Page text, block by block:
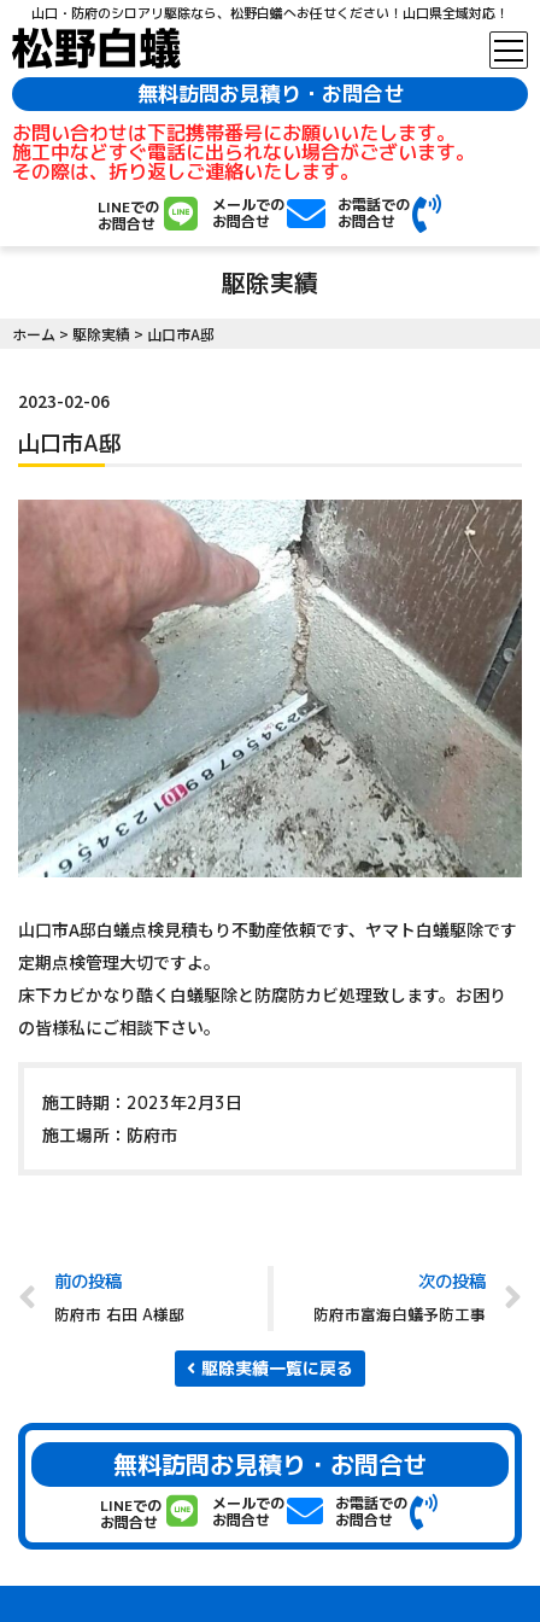
山口・防府のシロアリ駆除なら、松野白蟻へお任せください！山口県全域対応！
無料訪問お見積り・お問合せ
お問い合わせは下記携帯番号にお願いいたします。
施工中などすぐ電話に出られない場合がございます。
その際は、折り返しご連絡いたします。
LINEでの
お問合せ
メールでの
お問合せ
お電話での
お問合せ
駆除実績
ホーム > 駆除実績 > 山口市A邸
2023-02-06
山口市A邸
山口市A邸白蟻点検見積もり不動産依頼です、ヤマト白蟻駆除です
定期点検管理大切ですよ。
床下カビかなり酷く白蟻駆除と防腐防カビ処理致します。お困り
の皆様私にご相談下さい。
施工時期：2023年2月3日
施工場所：防府市
前の投稿
防府市 右田 A様邸
次の投稿
防府市富海白蟻予防工事
駆除実績一覧に戻る
無料訪問お見積り・お問合せ
LINEでの
お問合せ
メールでの
お問合せ
お電話での
お問合せ